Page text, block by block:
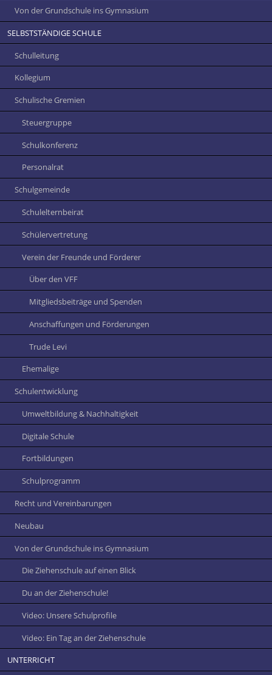
Von der Grundschule ins Gymnasium
SELBSTSTÄNDIGE SCHULE
Schulleitung
Kollegium
Schulische Gremien
Steuergruppe
Schulkonferenz
Personalrat
Schulgemeinde
Schulelternbeirat
Schülervertretung
Verein der Freunde und Förderer
Über den VFF
Mitgliedsbeiträge und Spenden
Anschaffungen und Förderungen
Trude Levi
Ehemalige
Schulentwicklung
Umweltbildung & Nachhaltigkeit
Digitale Schule
Fortbildungen
Schulprogramm
Recht und Vereinbarungen
Neubau
Von der Grundschule ins Gymnasium
Die Ziehenschule auf einen Blick
Du an der Ziehenschule!
Video: Unsere Schulprofile
Video: Ein Tag an der Ziehenschule
UNTERRICHT